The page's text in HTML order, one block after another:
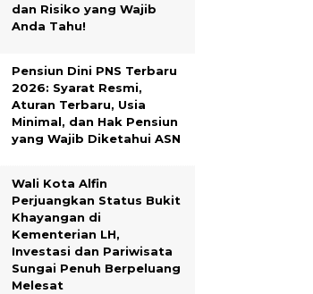
dan Risiko yang Wajib
Anda Tahu!
Pensiun Dini PNS Terbaru
2026: Syarat Resmi,
Aturan Terbaru, Usia
Minimal, dan Hak Pensiun
yang Wajib Diketahui ASN
Wali Kota Alfin
Perjuangkan Status Bukit
Khayangan di
Kementerian LH,
Investasi dan Pariwisata
Sungai Penuh Berpeluang
Melesat